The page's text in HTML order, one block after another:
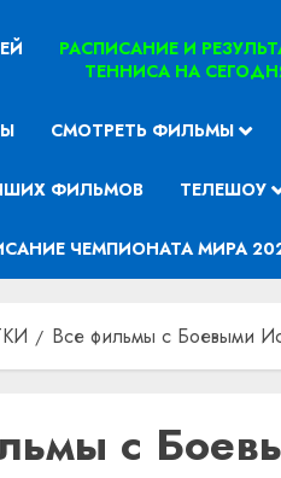
РАСПИСАНИЕ И
ТЕННИСА НА
СМОТРЕТЬ ФИЛЬМЫ
ФИЛЬМОВ ТЕЛЕШОУ
ЧЕМПИОНАТА МИРА
Все фильмы с Боевыми
с